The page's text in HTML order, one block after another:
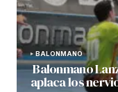
BALONMANO
Balonmano
aplaca los